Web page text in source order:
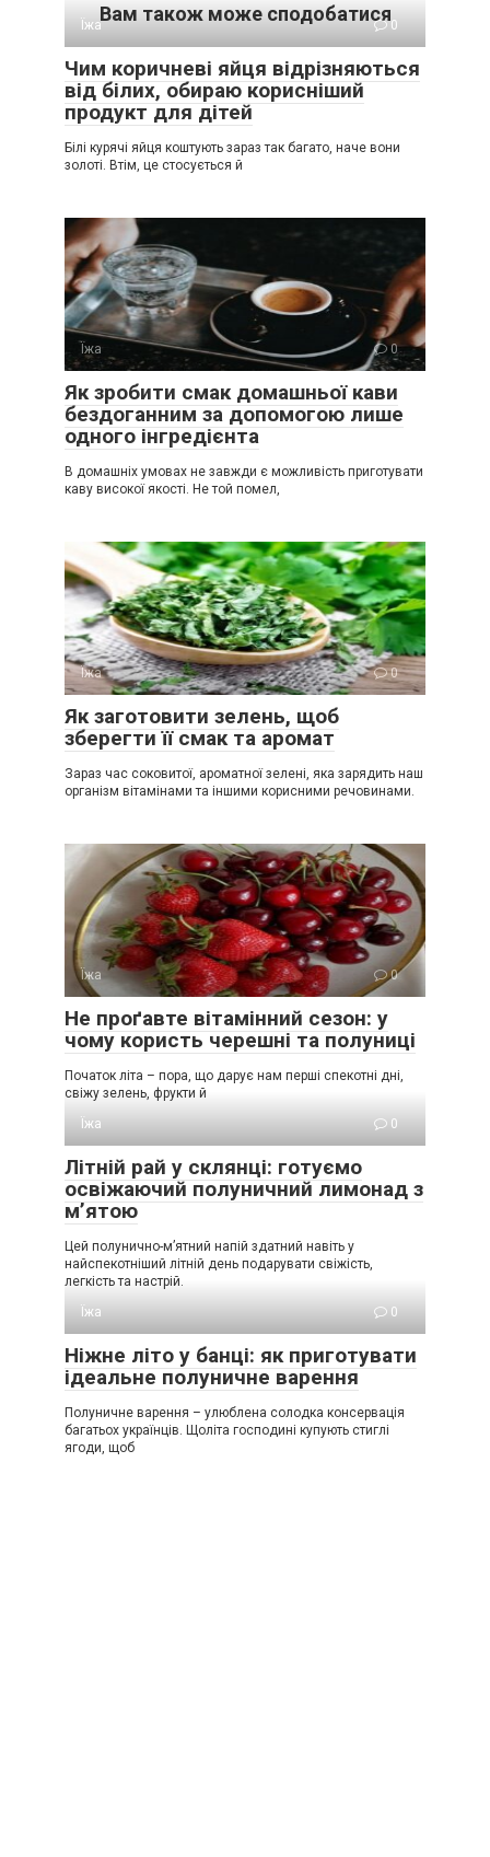
Вам також може сподобатися
Їжа 0
Чим коричневі яйця відрізняються
від білих, обираю корисніший
продукт для дітей
Білі курячі яйця коштують зараз так багато, наче вони
золоті. Втім, це стосується й
Їжа 0
Як зробити смак домашньої кави
бездоганним за допомогою лише
одного інгредієнта
В домашніх умовах не завжди є можливість приготувати
каву високої якості. Не той помел,
Їжа 0
Як заготовити зелень, щоб
зберегти її смак та аромат
Зараз час соковитої, ароматної зелені, яка зарядить наш
організм вітамінами та іншими корисними речовинами.
Їжа 0
Не проґавте вітамінний сезон: у
чому користь черешні та полуниці
Початок літа – пора, що дарує нам перші спекотні дні,
свіжу зелень, фрукти й
Їжа
0
Літній рай у склянці: готуємо
освіжаючий полуничний лимонад з
м’ятою
Цей полунично-м’ятний напій здатний навіть у
найспекотніший літній день подарувати свіжість,
легкість та настрій.
Їжа
0
Ніжне літо у банці: як приготувати
ідеальне полуничне варення
Полуничне варення – улюблена солодка консервація
багатьох українців. Щоліта господині купують стиглі
ягоди, щоб